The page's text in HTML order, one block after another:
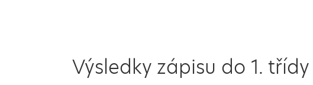
Výsledky zápisu do 1.